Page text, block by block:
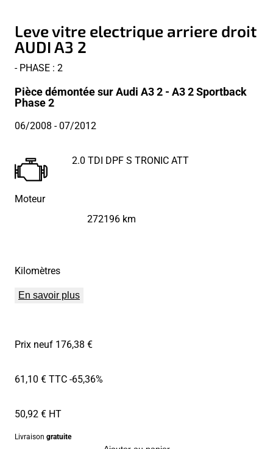
Leve vitre electrique arriere droit
AUDI A3 2
- PHASE : 2
Pièce démontée sur Audi A3 2 - A3 2 Sportback
Phase 2
06/2008- 07/2012
Moteur
2.0 TDI DPF S TRONIC ATT
Kilomètres
272196 km
En savoir plus
Prix neuf 176,38 €
61,10 € TTC-65,36%
50,92 € HT
Livraison gratuite